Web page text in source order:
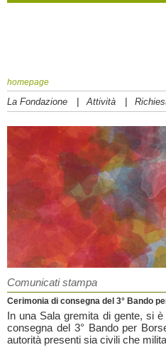
homepage
La Fondazione | Attività |
Comunicati stampa
Cerimonia di consegna del 3° Bando
In una Sala gremita di gente, si
consegna del 3° Bando per
autorità presenti sia civili che